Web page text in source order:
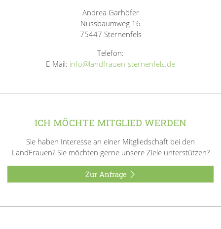
Andrea Garhöfer
Nussbaumweg 16
75447 Sternenfels
Telefon:
E-Mail: info@landfrauen-sternenfels.de
ICH MÖCHTE MITGLIED WERDEN
Sie haben Interesse an einer Mitgliedschaft bei den
LandFrauen? Sie möchten gerne unsere Ziele unterstützen?
Zur Anfrage